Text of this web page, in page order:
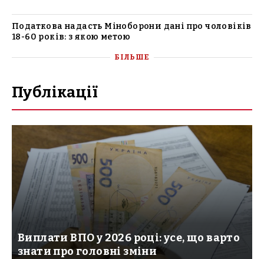
Податкова надасть Міноборони дані про чоловіків
18-60 років: з якою метою
БІЛЬШЕ
Публікації
Виплати ВПО у 2026 році: усе, що варто
знати про головні зміни